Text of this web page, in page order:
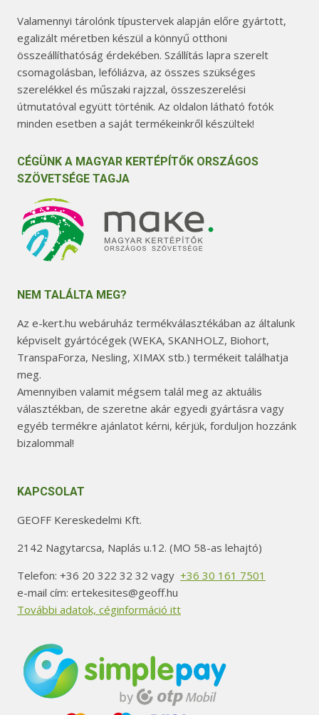
Valamennyi tárolónk típustervek alapján előre gyártott,
egalizált méretben készül a könnyű otthoni
összeállíthatóság érdekében. Szállítás lapra szerelt
csomagolásban, lefóliázva, az összes szükséges
szerelékkel és műszaki rajzzal, összeszerelési
útmutatóval együtt történik. Az oldalon látható fotók
minden esetben a saját termékeinkről készültek!
CÉGÜNK A MAGYAR KERTÉPÍTŐK ORSZÁGOS
SZÖVETSÉGE TAGJA
NEM TALÁLTA MEG?
Az e-kert.hu webáruház termékválasztékában az általunk
képviselt gyártócégek (WEKA, SKANHOLZ, Biohort,
TranspaForza, Nesling, XIMAX stb.) termékeit találhatja
meg.
Amennyiben valamit mégsem talál meg az aktuális
választékban, de szeretne akár egyedi gyártásra vagy
egyéb termékre ajánlatot kérni, kérjük, forduljon hozzánk
bizalommal!
KAPCSOLAT
GEOFF Kereskedelmi Kft.
2142 Nagytarcsa, Naplás u.12. (MO 58-as lehajtó)
Telefon: +36 20 322 32 32 vagy +36 30 161 7501
e-mail cím: ertekesites@geoff.hu
További adatok, céginformáció itt